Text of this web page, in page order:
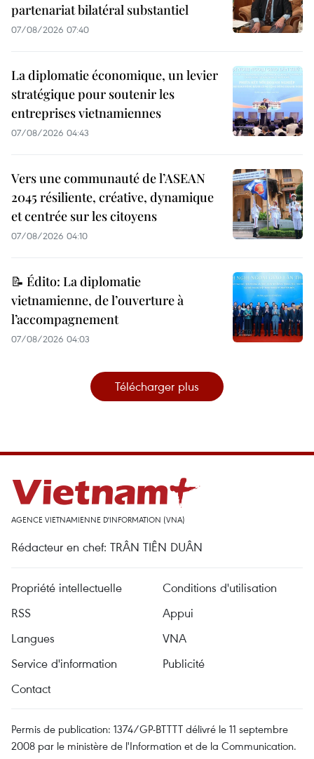
partenariat bilatéral substantiel
07/08/2026 07:40
La diplomatie économique, un levier
stratégique pour soutenir les
entreprises vietnamiennes
07/08/2026 04:43
Vers une communauté de l’ASEAN
2045 résiliente, créative, dynamique
et centrée sur les citoyens
07/08/2026 04:10
📝 Édito: La diplomatie
vietnamienne, de l’ouverture à
l’accompagnement
07/08/2026 04:03
Télécharger plus
AGENCE VIETNAMIENNE D'INFORMATION (VNA)
Rédacteur en chef: TRÂN TIÊN DUÂN
Propriété intellectuelle
Conditions d'utilisation
RSS
Appui
Langues
VNA
Service d'information
Publicité
Contact
Permis de publication: 1374/GP-BTTTT délivré le 11 septembre
2008 par le ministère de l'Information et de la Communication.